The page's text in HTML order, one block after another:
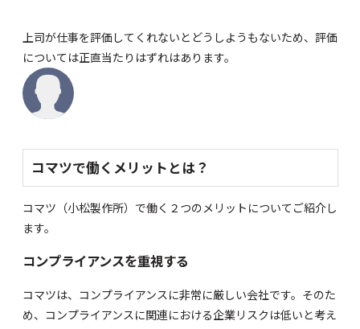
上司が仕事を評価してくれないとどうしようもないため、評価
については正直当たりはずれはあります。
コマツで働くメリットとは？
コマツ（小松製作所）で働く２つのメリットについてご紹介し
ます。
コンプライアンスを重視する
コマツは、コンプライアンスに非常に厳しい会社です。そのた
め、コンプライアンスに関連における企業リスクは低いと考え